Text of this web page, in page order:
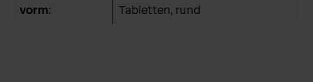
vorm: Tabletten, rund